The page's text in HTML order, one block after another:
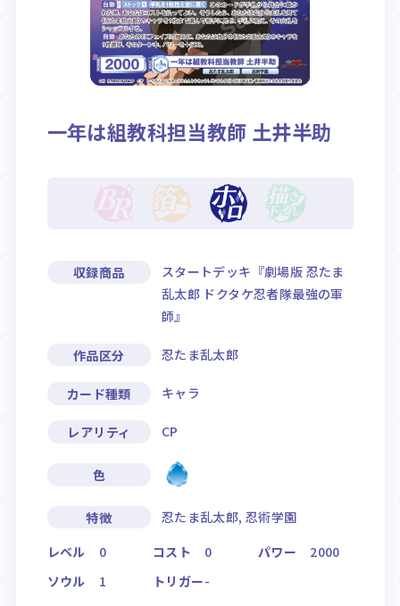
一年は組教科担当教師 土井半助
収録商品
スタートデッキ『劇場版 忍たま
乱太郎 ドクタケ忍者隊最強の軍
師』
作品区分 忍たま乱太郎
カード種類 キャラ
レアリティ CP
色
特徴
忍たま乱太郎, 忍術学園
レベル
0 コスト 0 パワー
2000
ソウル
1 トリガー-